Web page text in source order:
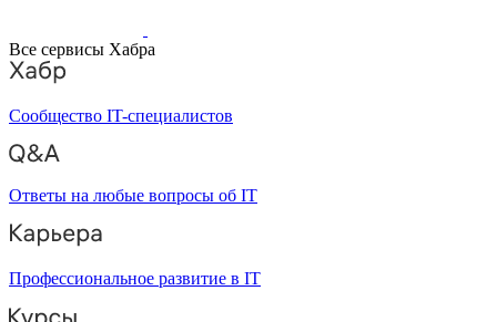
Все сервисы Хабра
Сообщество IT-специалистов
Ответы на любые вопросы об IT
Профессиональное развитие в IT